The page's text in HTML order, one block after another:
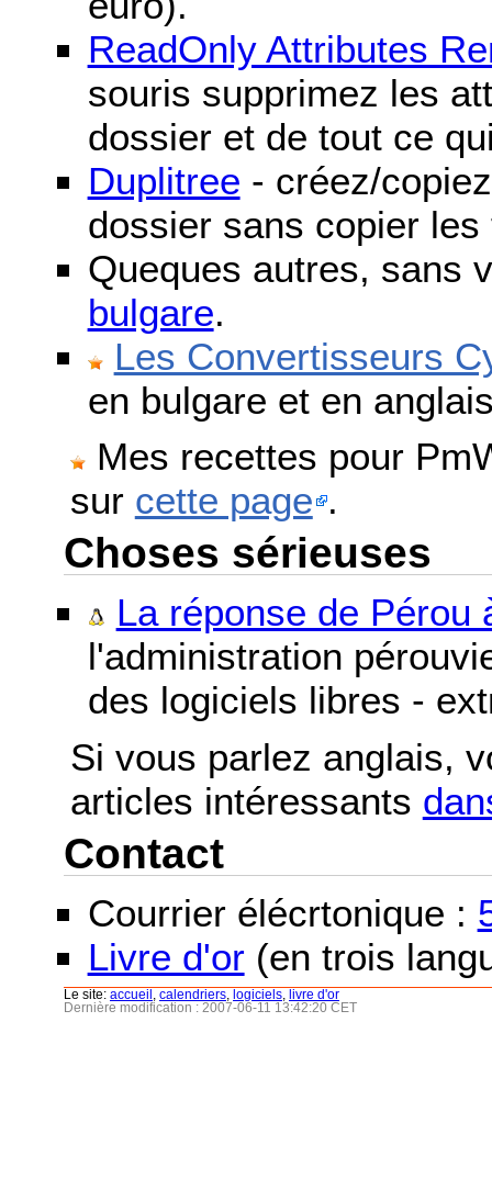
ReadOnly Attributes
souris supprimez les
dossier et de tout ce
Duplitree - créez/
dossier sans copier les
Queques autres, sans
bulgare.
Les Convertisseurs
en bulgare et en
Mes recettes pour
sur cette page .
Choses sérieuses
La réponse de Pérou
l'administration
des logiciels libres -
Si vous parlez anglais,
articles intéressants
Contact
Courrier élécrtonique :
Livre d'or (en trois
Le site: accueil calendriers logiciels
livre d'or
Dernière modification : 2007-06-11 13:42:20 CET